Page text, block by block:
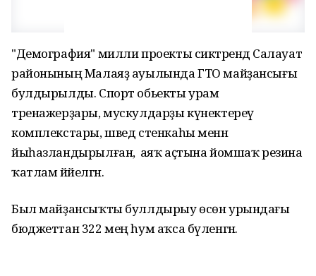
"Демография" милли проекты сиктәрендә Салауат
районының Малаяҙ ауылында ГТО майҙансығы
булдырылды. Спорт обьекты урам
тренажерҙары, мускулдарҙы күнектереү
комплекстары, швед стенкаһы менән
йыһазландырылған, ә аяҡ аҫтына йомшаҡ резина
ҡатлам йәйелгән.
Был майҙансыҡты буллдырыу өсөн урындағы
бюджеттан 322 мең һум аҡса бүленгән.